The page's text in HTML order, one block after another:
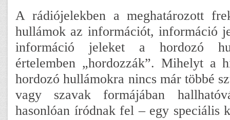
A rádiójelekben a meghatározott
hullámok az információt, információ
információ jeleket a hordozó
értelemben „hordozzák”. Mihelyt a
hordozó hullámokra nincs már többé
vagy szavak formájában
hasonlóan íródnak fel – egy speciális